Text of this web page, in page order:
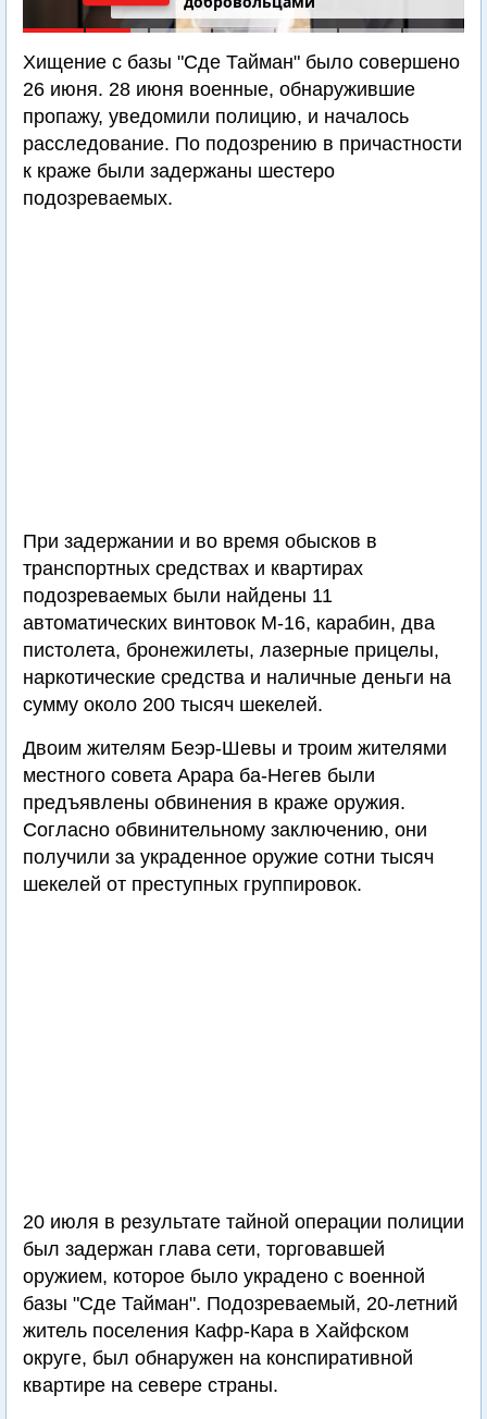
Хищение с базы "Сде Тайман" было совершено
26 июня. 28 июня военные, обнаружившие
пропажу, уведомили полицию, и началось
расследование. По подозрению в причастности
к краже были задержаны шестеро
подозреваемых.
При задержании и во время обысков в
транспортных средствах и квартирах
подозреваемых были найдены 11
автоматических винтовок М-16, карабин, два
пистолета, бронежилеты, лазерные прицелы,
наркотические средства и наличные деньги на
сумму около 200 тысяч шекелей.
Двоим жителям Беэр-Шевы и троим жителями
местного совета Арара ба-Негев были
предъявлены обвинения в краже оружия.
Согласно обвинительному заключению, они
получили за украденное оружие сотни тысяч
шекелей от преступных группировок.
20 июля в результате тайной операции полиции
был задержан глава сети, торговавшей
оружием, которое было украдено с военной
базы "Сде Тайман". Подозреваемый, 20-летний
житель поселения Кафр-Кара в Хайфском
округе, был обнаружен на конспиративной
квартире на севере страны.